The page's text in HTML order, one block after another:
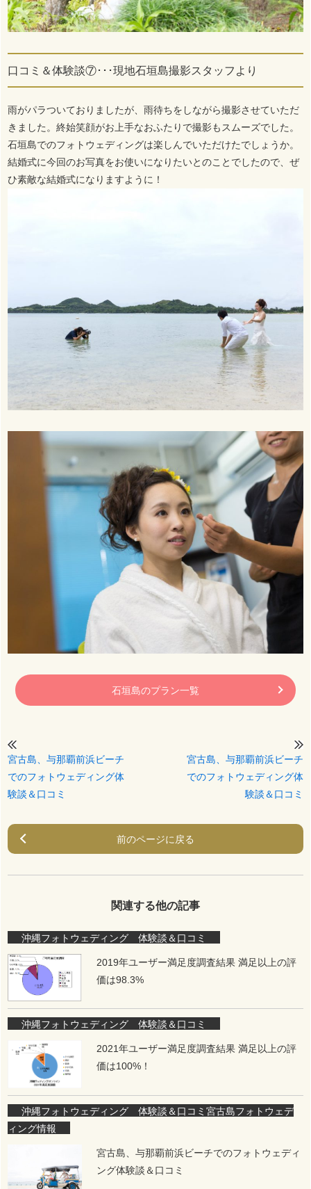
口コミ＆体験談⑦･･･現地石垣島撮影スタッフより
雨がパラついておりましたが、雨待ちをしながら撮影させていただ
きました。終始笑顔がお上手なおふたりで撮影もスムーズでした。
石垣島でのフォトウェディングは楽しんでいただけたでしょうか。
結婚式に今回のお写真をお使いになりたいとのことでしたので、ぜ
ひ素敵な結婚式になりますように！
石垣島のプラン一覧
宮古島、与那覇前浜ビーチ
でのフォトウェディング体
験談＆口コミ
宮古島、与那覇前浜ビーチ
でのフォトウェディング体
験談＆口コミ
前のページに戻る
関連する他の記事
沖縄フォトウェディング 体験談＆口コミ
2019年ユーザー満足度調査結果 満足以上の評
価は98.3%
沖縄フォトウェディング 体験談＆口コミ
2021年ユーザー満足度調査結果 満足以上の評
価は100%！
沖縄フォトウェディング 体験談＆口コミ宮古島フォトウェデ
ィング情報
宮古島、与那覇前浜ビーチでのフォトウェディ
ング体験談＆口コミ